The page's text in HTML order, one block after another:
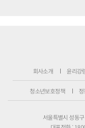
회사소개 윤리강
청소년보호정책
서울특별시 성동